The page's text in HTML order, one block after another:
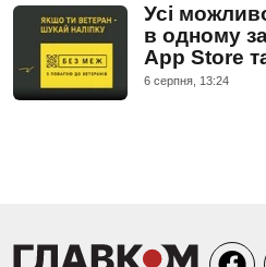
Усі
в одному
App Store
6 серпня, 13:24